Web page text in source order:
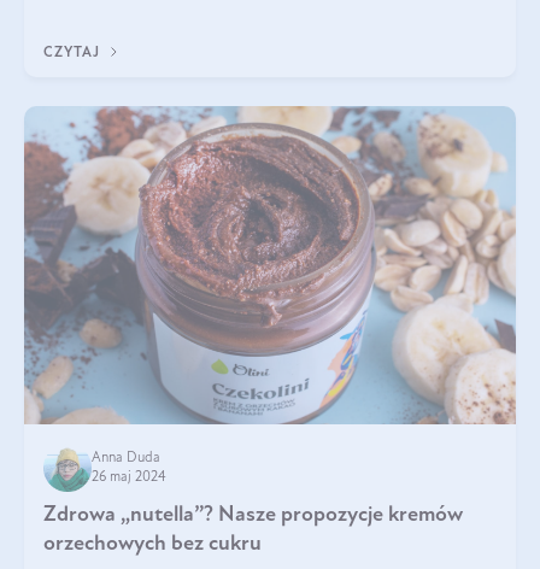
CZYTAJ
Anna Duda
26 maj 2024
Zdrowa „nutella”? Nasze propozycje kremów
orzechowych bez cukru